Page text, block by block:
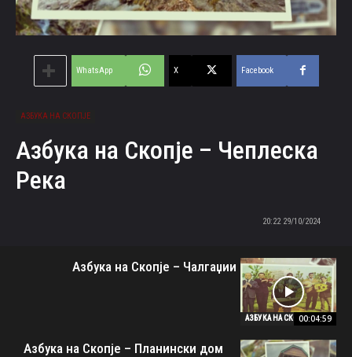
Facebook
X
WhatsApp
АЗБУКА НА СКОПЈЕ
Азбука на Скопје – Чеплеска
Река
29/10/2024 20:22
АЗБУКА НА СКОПЈЕ00:04:59
Азбука на Скопје – Чалгаџии
Азбука на Скопје – Планински дом